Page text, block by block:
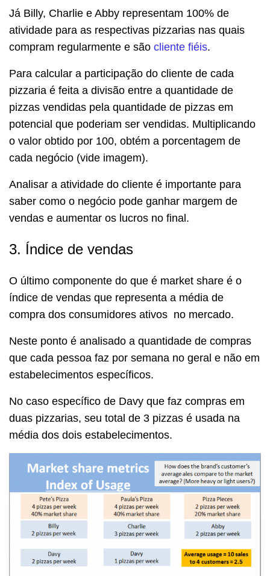
Já Billy, Charlie e Abby representam 100% de
atividade para as respectivas pizzarias nas quais
compram regularmente e são cliente fiéis.
Para calcular a participação do cliente de cada
pizzaria é feita a divisão entre a quantidade de
pizzas vendidas pela quantidade de pizzas em
potencial que poderiam ser vendidas. Multiplicando
o valor obtido por 100, obtém a porcentagem de
cada negócio (vide imagem).
Analisar a atividade do cliente é importante para
saber como o negócio pode ganhar margem de
vendas e aumentar os lucros no final.
3. Índice de vendas
O último componente do que é market share é o
índice de vendas que representa a média de
compra dos consumidores ativos no mercado.
Neste ponto é analisado a quantidade de compras
que cada pessoa faz por semana no geral e não em
estabelecimentos específicos.
No caso específico de Davy que faz compras em
duas pizzarias, seu total de 3 pizzas é usada na
média dos dois estabelecimentos.